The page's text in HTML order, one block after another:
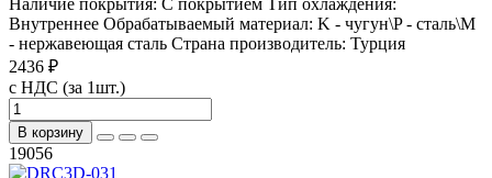
Внутреннее Обрабатываемый материал: K - чугун\P - сталь\М
- нержавеющая сталь Страна производитель: Турция
2436 ₽
с НДС (за 1шт.)
В корзину
19056